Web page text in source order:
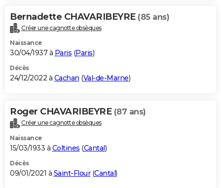
Bernadette CHAVARIBEYRE (85 ans)
Créer une cagnotte obsèques
Naissance
30/04/1937 à Paris (Paris)
Décès
24/12/2022 à Cachan (Val-de-Marne)
Roger CHAVARIBEYRE (87 ans)
Créer une cagnotte obsèques
Naissance
15/03/1933 à Coltines (Cantal )
Décès
09/01/2021 à Saint-Flour(Cantal )